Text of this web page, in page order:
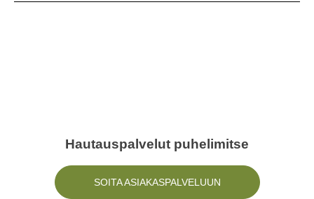
Hautauspalvelut puhelimitse
SOITA ASIAKASPALVELUUN